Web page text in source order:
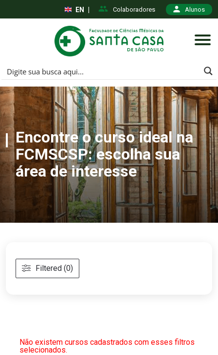
Colaboradores Alunos
EN
Encontre o curso ideal na
FCMSCSP: escolha sua
área de interesse
Filtered (0)
Não existem cursos cadastrados com esses filtros
selecionados.